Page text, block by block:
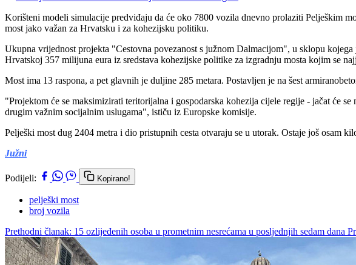
Korišteni modeli simulacije predviđaju da će oko 7800 vozila dnevno prolaziti Pelješkim
most jako važan za Hrvatsku i za kohezijsku politiku.
Ukupna vrijednost projekta "Cestovna povezanost s južnom Dalmacijom", u sklopu
Hrvatskoj 357 milijuna eura iz sredstava kohezijske politike za izgradnju mosta kojim se
Most ima 13 raspona, a pet glavnih je duljine 285 metara. Postavljen je na šest
"Projektom će se maksimizirati teritorijalna i gospodarska kohezija cijele regije - jačat će
drugim važnim socijalnim uslugama", ističu iz Europske komisije.
Pelješki most dug 2404 metra i dio pristupnih cesta otvaraju se u utorak. Ostaje još osam
Južni
Podijeli: Kopirano!
pelješki most
broj vozila
Prethodni članak: 15 ozlijeđenih osoba u prometnim nesrećama u posljednjih sedam dana